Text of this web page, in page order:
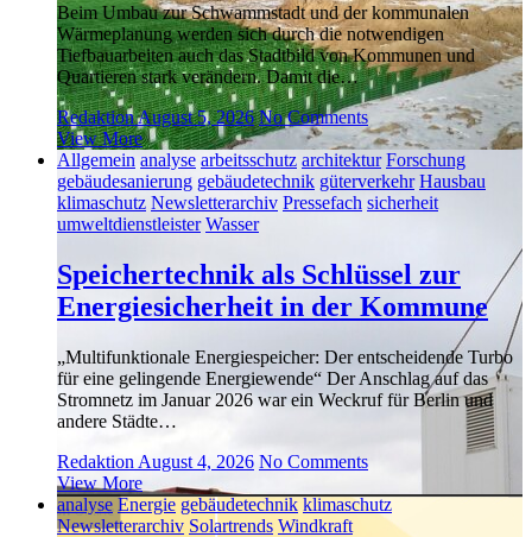
Beim Umbau zur Schwammstadt und der kommunalen
Wärmeplanung werden sich durch die notwendigen
Tiefbauarbeiten auch das Stadtbild von Kommunen und
Quartieren stark verändern. Damit die…
RedaktionAugust 5, 2026 No Comments
View More
Allgemein analyse arbeitsschutz architektur Forschung
gebäudesanierung gebäudetechnik güterverkehr Hausbau
klimaschutz Newsletterarchiv Pressefach sicherheit
umweltdienstleister Wasser
Speichertechnik als Schlüssel zur
Energiesicherheit in der Kommune
„Multifunktionale Energiespeicher: Der entscheidende Turbo
für eine gelingende Energiewende“ Der Anschlag auf das
Stromnetz im Januar 2026 war ein Weckruf für Berlin und
andere Städte…
Redaktion August 4, 2026 No Comments
View More
analyse Energie gebäudetechnik klimaschutz
Newsletterarchiv Solartrends Windkraft